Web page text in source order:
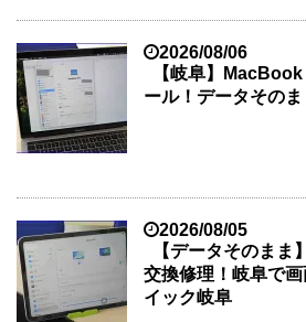
2026/08/06
【岐阜】
ール！データその
2026/08/05
【データそのまま
交換修理！岐阜で
イック岐阜